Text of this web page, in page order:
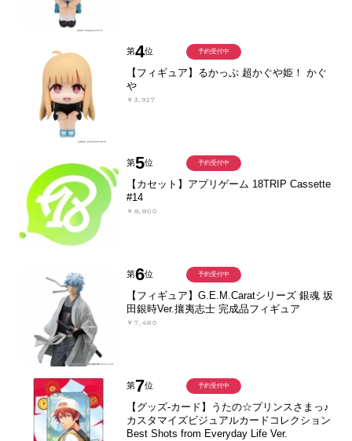
第4位
【フィギュア】るかっぷ 超かぐや姫！ かぐ
や
￥3,927
予約受付中
第5位
【カセット】アプリゲーム 18TRIP Cassette
#14
￥8,800
予約受付中
第6位
【フィギュア】G.E.M.Caratシリーズ 銀魂 坂
田銀時Ver.攘夷志士 完成品フィギュア
￥7,480
予約受付中
第7位
【グッズ-カード】うたの☆プリンスさまっ♪
カスタマイズビジュアルカードコレクション
Best Shots from Everyday Life Ver.
予約受付中